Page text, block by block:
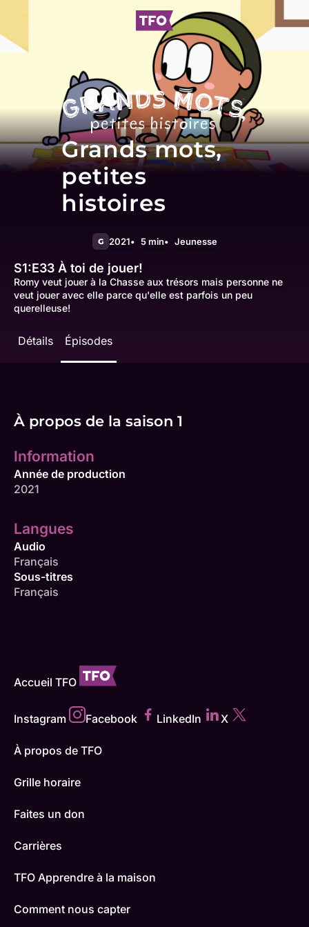
Grands mots,
petites
histoires
G 2021 5 min Jeunesse
S1:E33 À toi de jouer!
Romy veut jouer à la Chasse aux trésors mais personne ne
veut jouer avec elle parce qu'elle est parfois un peu
querelleuse!
Détails Épisodes
À propos de la saison 1
Information
Année de production
2021
Langues
Audio
Français
Sous-titres
Français
Accueil TFO
Instagram Facebook LinkedIn X
À propos de TFO
Grille horaire
Faites un don
Carrières
TFO Apprendre à la maison
Comment nous capter